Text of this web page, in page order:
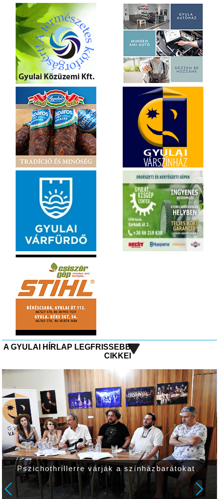
A GYULAI HÍRLAP LEGFRISSEBB
CIKKEI
Pszichothrillerre várják a színházbarátokat